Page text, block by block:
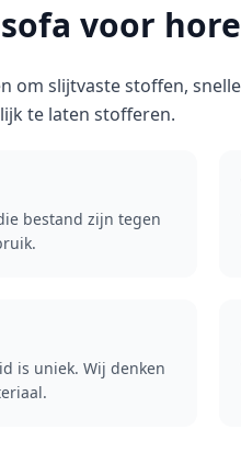
voor
om slijtvaste stoffen,
te laten stofferen.
bestand zijn tegen
is uniek. Wij denken